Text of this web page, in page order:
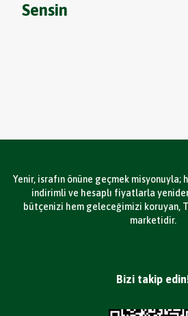
Sensin
Yenir, israfın önüne geçmek
indirimli ve hesaplı fiyatlarla
bütçenizi hem geleceğimizi koruyan,
marketidir.
Bizi takip